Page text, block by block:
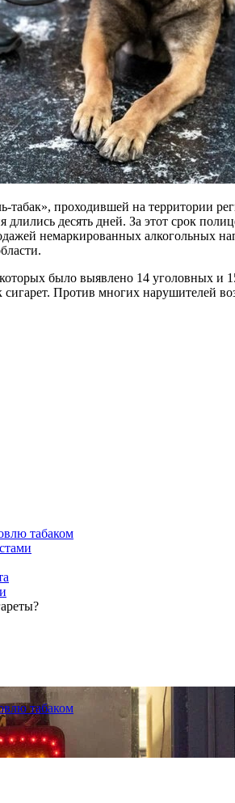
проходившей на территории
десять дней. За этот срок
немаркированных алкогольных
было выявлено 14 уголовных
Против многих нарушителей
табаком
табаком